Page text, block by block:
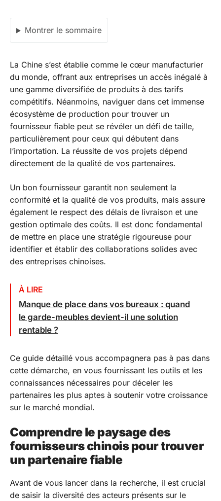
Montrer le sommaire
La Chine s’est établie comme le cœur manufacturier
du monde, offrant aux entreprises un accès inégalé à
une gamme diversifiée de produits à des tarifs
compétitifs. Néanmoins, naviguer dans cet immense
écosystème de production pour trouver un
fournisseur fiable peut se révéler un défi de taille,
particulièrement pour ceux qui débutent dans
l’importation. La réussite de vos projets dépend
directement de la qualité de vos partenaires.
Un bon fournisseur garantit non seulement la
conformité et la qualité de vos produits, mais assure
également le respect des délais de livraison et une
gestion optimale des coûts. Il est donc fondamental
de mettre en place une stratégie rigoureuse pour
identifier et établir des collaborations solides avec
des entreprises chinoises.
À LIRE
Manque de place dans vos bureaux : quand
le garde-meubles devient-il une solution
rentable ?
Ce guide détaillé vous accompagnera pas à pas dans
cette démarche, en vous fournissant les outils et les
connaissances nécessaires pour déceler les
partenaires les plus aptes à soutenir votre croissance
sur le marché mondial.
Comprendre le paysage des
fournisseurs chinois pour trouver
un partenaire fiable
Avant de vous lancer dans la recherche, il est crucial
de saisir la diversité des acteurs présents sur le